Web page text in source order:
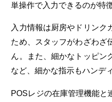
単操作で入力できるのが特
入力情報は厨房やドリンク
ため、スタッフがわざわざ
ん。また、細かなトッピン
など、細かな指示もハンデ
POSレジの在庫管理機能と